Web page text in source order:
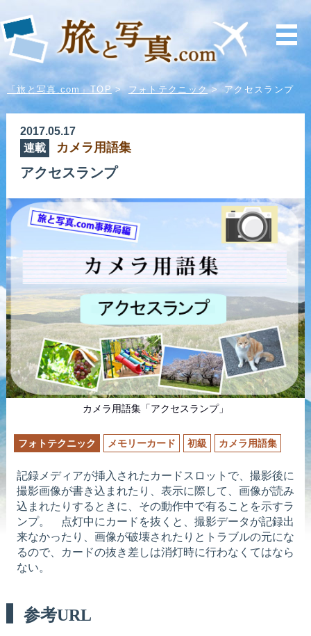
「旅と写真.com」TOP> フォトテクニック> アクセスランプ
2017.05.17
連載
カメラ用語集
アクセスランプ
カメラ用語集「アクセスランプ」
フォトテクニック メモリーカード 初級 カメラ用語集
記録メディアが挿入されたカードスロットで、撮影後に
撮影画像が書き込まれたり、表示に際して、画像が読み
込まれたりするときに、その動作中で有ることを示すラ
ンプ。 点灯中にカードを抜くと、撮影データが記録出
来なかったり、画像が破壊されたりとトラブルの元にな
るので、カードの抜き差しは消灯時に行わなくてはなら
ない。
参考URL